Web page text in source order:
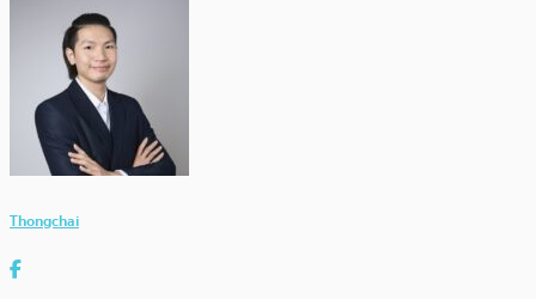
Thongchai